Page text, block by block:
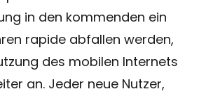
in den kommenden ein
rapide abfallen werden,
des mobilen Internets
an. Jeder neue Nutzer,